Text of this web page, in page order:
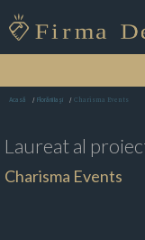
Acasă Florării Iaşi Charisma Events
Laureat al
Charisma Events